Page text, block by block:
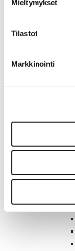
Mieltymykset
Tilastot
Markkinointi